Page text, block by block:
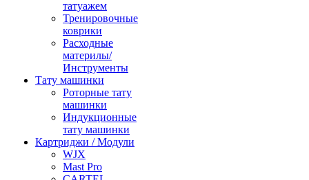
татуажем
Тренировочные
коврики
Расходные
материлы/
Инструменты
Тату машинки
Роторные тату
машинки
Индукционные
тату машинки
Картриджи / Модули
WJX
Mast Pro